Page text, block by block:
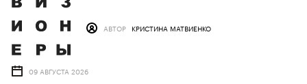
АВТОР КРИСТИНА МАТВИЕНКО
09 АВГУСТА 2026